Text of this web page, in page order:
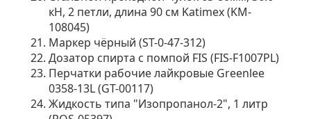
кН, 2 петли, длина 90 см Katimex (KM-
108045)
Маркер чёрный (ST-0-47-312)
Дозатор спирта с помпой FIS (FIS-F1007PL)
Перчатки рабочие лайкровые Greenlee
0358-13L (GT-00117)
Жидкость типа "Изопропанол-2", 1 литр